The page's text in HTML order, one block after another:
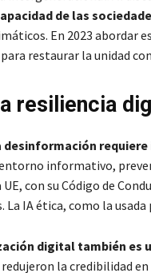
de las
En 2023 abordar
restaurar la unidad
resiliencia
desinformación requiere
informativo,
UE, con su Código de
IA ética, como la
digital también es
la credibilidad